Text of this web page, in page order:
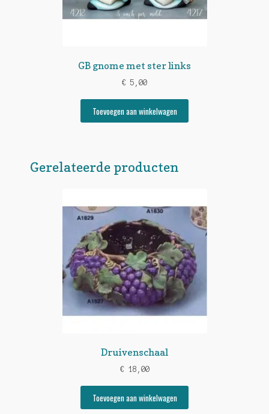
GB gnome met ster links
€ 5,00
Toevoegen aan winkelwagen
Gerelateerde producten
Druivenschaal
€ 18,00
Toevoegen aan winkelwagen